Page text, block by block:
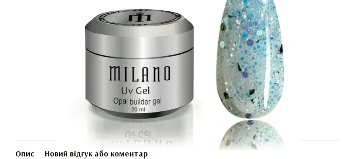
Опис Новий відгук або коментар